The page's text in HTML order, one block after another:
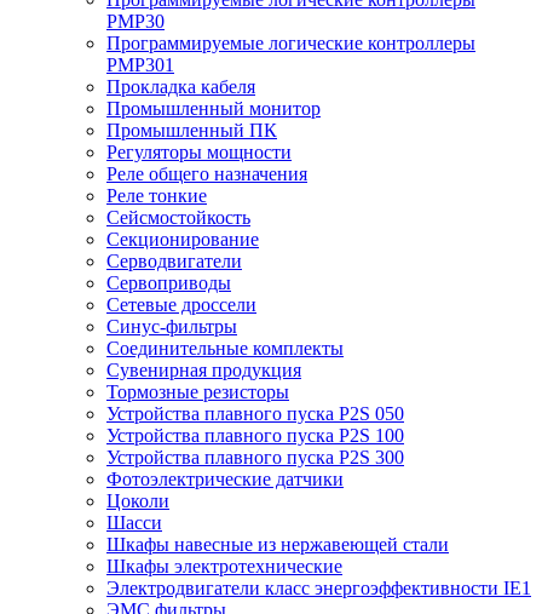
PMP30
Программируемые логические контроллеры
PMP301
Прокладка кабеля
Промышленный монитор
Промышленный ПК
Регуляторы мощности
Реле общего назначения
Реле тонкие
Сейсмостойкость
Секционирование
Серводвигатели
Сервоприводы
Сетевые дроссели
Синус-фильтры
Соединительные комплекты
Сувенирная продукция
Тормозные резисторы
Устройства плавного пуска P2S 050
Устройства плавного пуска P2S 100
Устройства плавного пуска P2S 300
Фотоэлектрические датчики
Цоколи
Шасси
Шкафы навесные из нержавеющей стали
Шкафы электротехнические
Электродвигатели класс энергоэффективности IE1
ЭМС фильтры